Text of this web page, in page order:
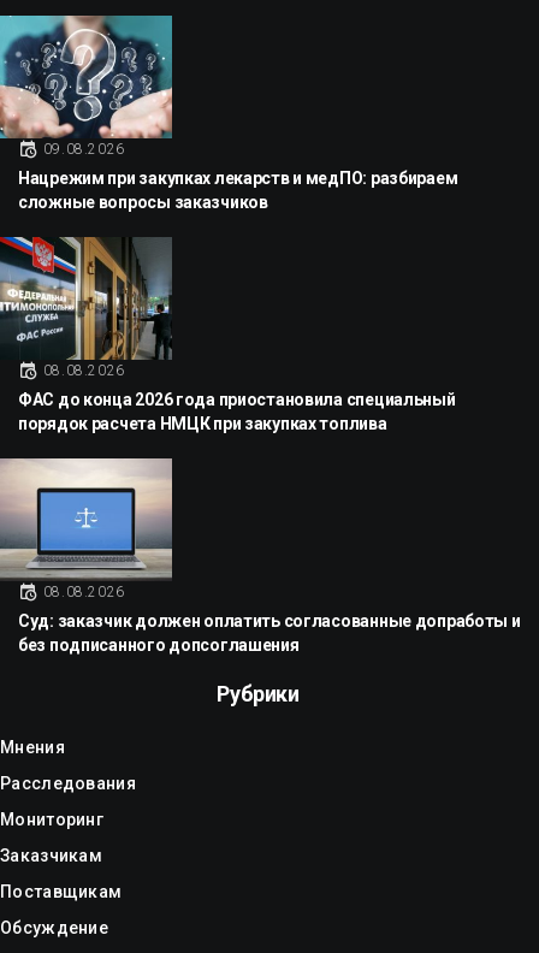
09.08.2026
Нацрежим при закупках лекарств и медПО: разбираем
сложные вопросы заказчиков
08.08.2026
ФАС до конца 2026 года приостановила специальный
порядок расчета НМЦК при закупках топлива
08.08.2026
Суд: заказчик должен оплатить согласованные допработы и
без подписанного допсоглашения
Рубрики
Мнения
Расследования
Мониторинг
Заказчикам
Поставщикам
Обсуждение